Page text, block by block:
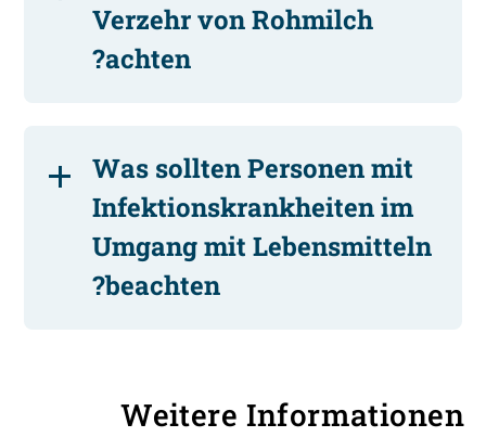
Verzehr von Rohmilch
achten?
Was sollten Personen mit
Infektionskrankheiten im
Umgang mit Lebensmitteln
beachten?
Weitere Informationen